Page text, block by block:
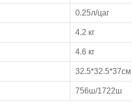
0.25л/цаг
4.2 кг
4.6 кг
32.5*32.5*37см
756ш/1722ш